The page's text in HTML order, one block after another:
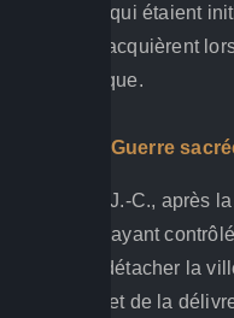
Pythiques, qui étaient
musicaux, acquièrent
panhéllenique.
Deuxième Guerre
En 457 av. J.-C., après
Athéniens, ayant
décidé de détacher la
Delphique et de la